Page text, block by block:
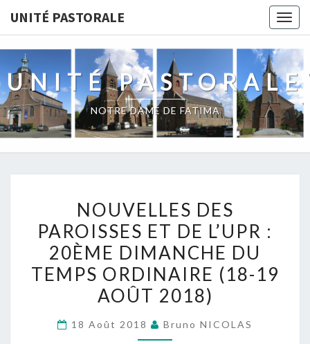
content
UNITÉ PASTORALE
UNITÉ PASTORALE
NOTRE DAME DE FATIMA
DES
PAROISSES
ET
DE
L’UPR
20ÈME
NOUVELLES DES
PAROISSES ET DE L’UPR :
20ÈME DIMANCHE DU
TEMPS ORDINAIRE (18-19
AOÛT 2018)
18 Août 2018 Bruno NICOLAS